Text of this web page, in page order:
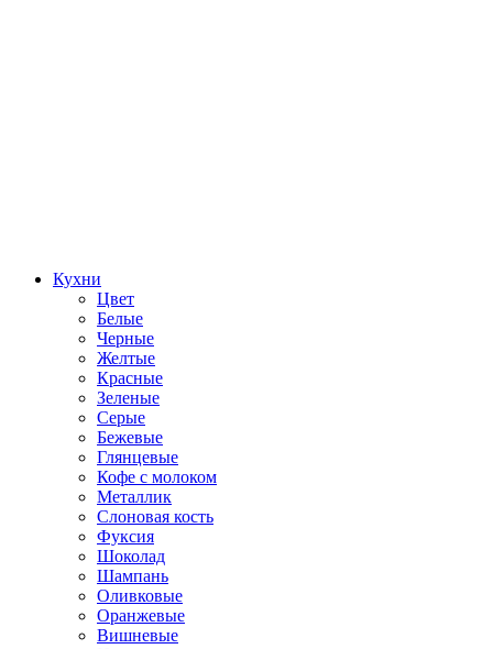
Кухни
Цвет
Белые
Черные
Желтые
Красные
Зеленые
Серые
Бежевые
Глянцевые
Кофе с молоком
Металлик
Слоновая кость
Фуксия
Шоколад
Шампань
Оливковые
Оранжевые
Вишневые